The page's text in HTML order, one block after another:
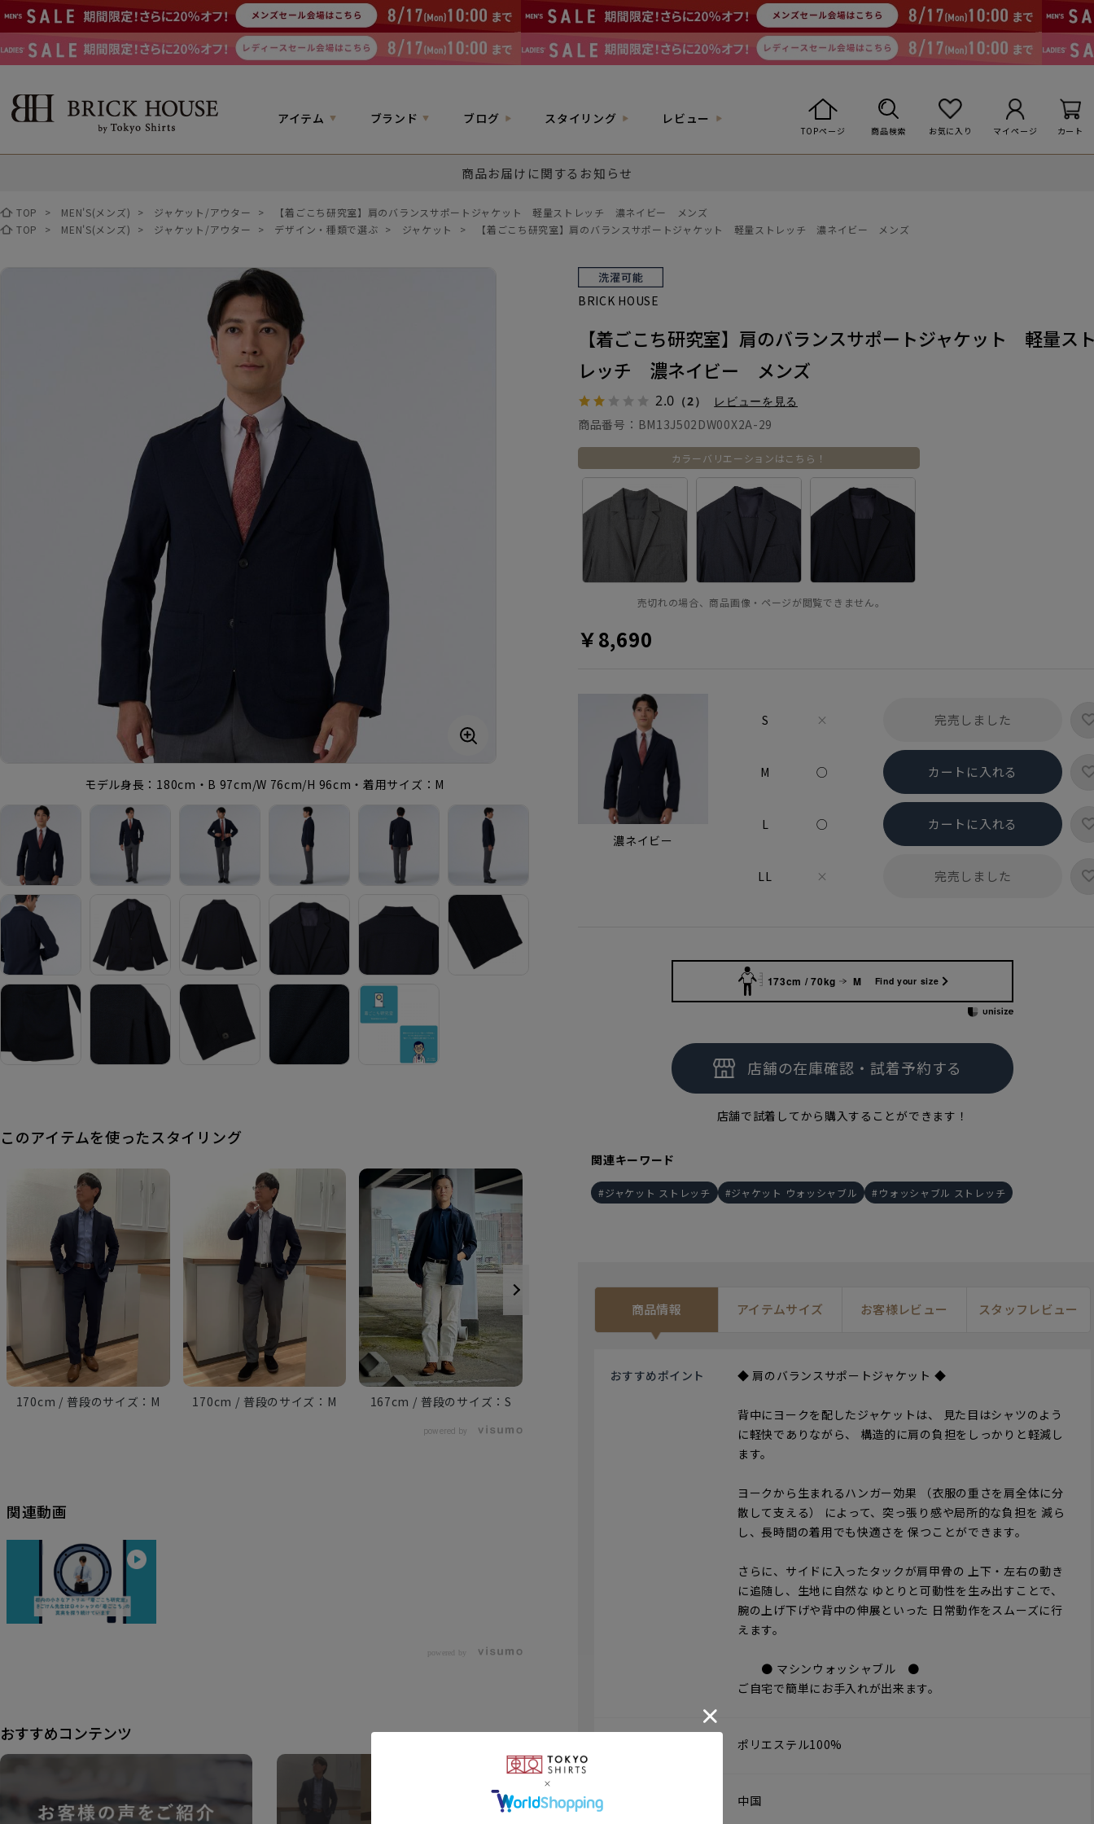
アイテム ブランド ブログ スタイリング レビュー
TOPページ 商品検索 お気に入り マイページ カート
商品お届けに関するお知らせ
TOP > MEN'S(メンズ) > ジャケット/アウター >
【着ごこち研究室】肩のバランスサポートジャケット 軽量ストレッチ 濃ネイビー メンズ
TOP
> MEN'S(メンズ) > ジャケット/アウター > デザイン・種類で選ぶ > ジャケット > 【着ごこち研究室】肩のバランスサポートジャケット 軽量ストレッチ 濃ネイビー メンズ
モデル身長：180cm・B 97cm/W 76cm/H 96cm・着用サイズ：M
このアイテムを使ったスタイリング
M
170cm M
170cm S
167cm
powered by
関連動画
powered by
おすすめコンテンツ
BRICK HOUSE
【着ごこち研究室】肩のバランスサポートジャケット 軽量ス
レッチ 濃ネイビー メンズ
2.0 （2） レビューを見る
￥8,690
商品番号： BM13J502DW00X2A-29
カラーバリエーションはこちら！
売切れの場合、商品画像・ページが閲覧できません。
濃ネイビー
S × 完売しました
M ○ カートに入れる
L ○ カートに入れる
LL × 完売しました
173cm / 70kg M Find your size
店舗で試着してから購入することができます！
関連キーワード
ジャケット ストレッチ ジャケット ウォッシャブル ウォッシャブル ストレッチ
商品情報 アイテムサイズ お客様レビュー スタッフレビュー
おすすめポイント ◆ 肩のバランスサポートジャケット ◆
背中にヨークを配したジャケットは、 見た目はシャツのよう
に軽快でありながら、 構造的に肩の負担をしっかりと軽減し
ます。
ヨークから生まれるハンガー効果 （衣服の重さを肩全体に分
散して支える） によって、突っ張り感や局所的な負担を 減ら
し、長時間の着用でも快適さを 保つことができます。
さらに、サイドに入ったタックが肩甲骨の 上下・左右の動き
に追随し、生地に自然な ゆとりと可動性を生み出すことで、
腕の上げ下げや背中の伸展といった 日常動作をスムーズに行
えます。
● マシンウォッシャブル ●
ご自宅で簡単にお手入れが出来ます。
ポリエステル100%
中国